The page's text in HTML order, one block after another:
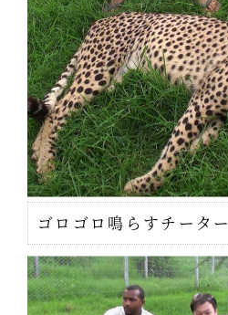
ゴロゴロ鳴らすチーター